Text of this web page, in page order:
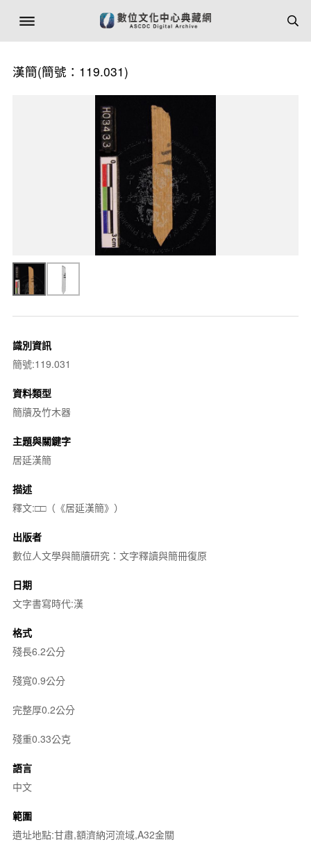
漢簡(簡號：119.031)
識別資訊
簡號:119.031
資料類型
簡牘及竹木器
主題與關鍵字
居延漢簡
描述
釋文:□□（《居延漢簡》）
出版者
數位人文學與簡牘研究：文字釋讀與簡冊復原
日期
文字書寫時代:漢
格式
殘長6.2公分
殘寬0.9公分
完整厚0.2公分
殘重0.33公克
語言
中文
範圍
遺址地點:甘肅,額濟納河流域,A32金關